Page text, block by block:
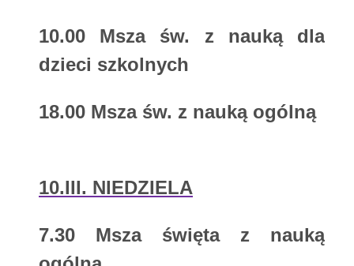
10.00
Msza św. z nauką dla
dzieci szkolnych
18.00 Msza św. z nauką ogólną
10.III. NIEDZIELA
7.30 Msza święta z nauką